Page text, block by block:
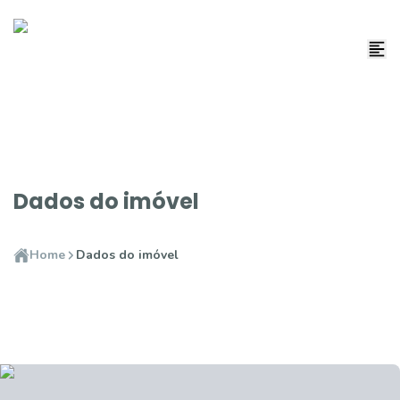
Dados do imóvel
Home Dados do imóvel